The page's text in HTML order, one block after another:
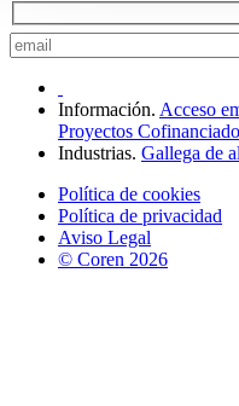
Información. Acceso
Proyectos
Industrias. Gallega de
Política de cookies
Política de privacidad
Aviso Legal
© Coren 2026